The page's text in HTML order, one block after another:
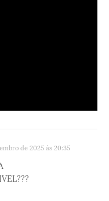
de 2025 às 20:35